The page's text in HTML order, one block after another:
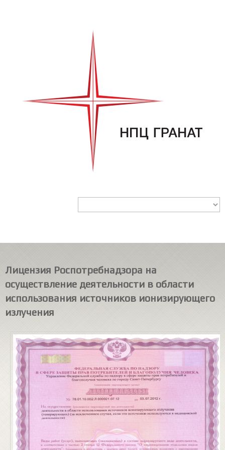
Лицензия Роспотребнадзора на
осуществление деятельности в области
использования источников ионизирующего
излучения